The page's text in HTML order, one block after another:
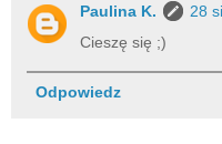
Paulina K.
28
Cieszę się ;)
Odpowiedz